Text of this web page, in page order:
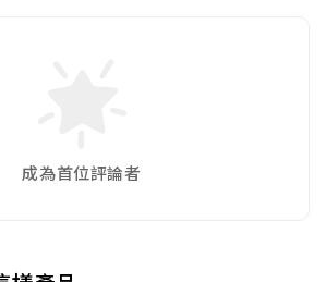
成為首位評論者